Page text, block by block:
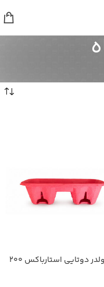
کاپ هولدر دوتایی استارباکس ۲۰۰